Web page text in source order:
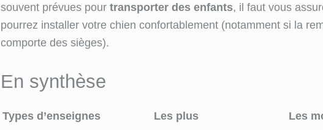
souvent prévues pourtransporter des enfants, il faut vous
pourrez installer votre chien confortablement (notamment si la
comporte des sièges).
En synthèse
Types d’enseignes Les plus
Les